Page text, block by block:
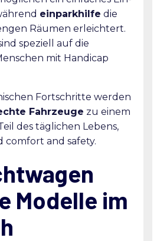
einparkhilfe die
Räumen erleichtert.
speziell auf die
mit Handicap
Fortschritte werden
Fahrzeuge zu einem
des täglichen Lebens,
comfort and safety.
Modelle im